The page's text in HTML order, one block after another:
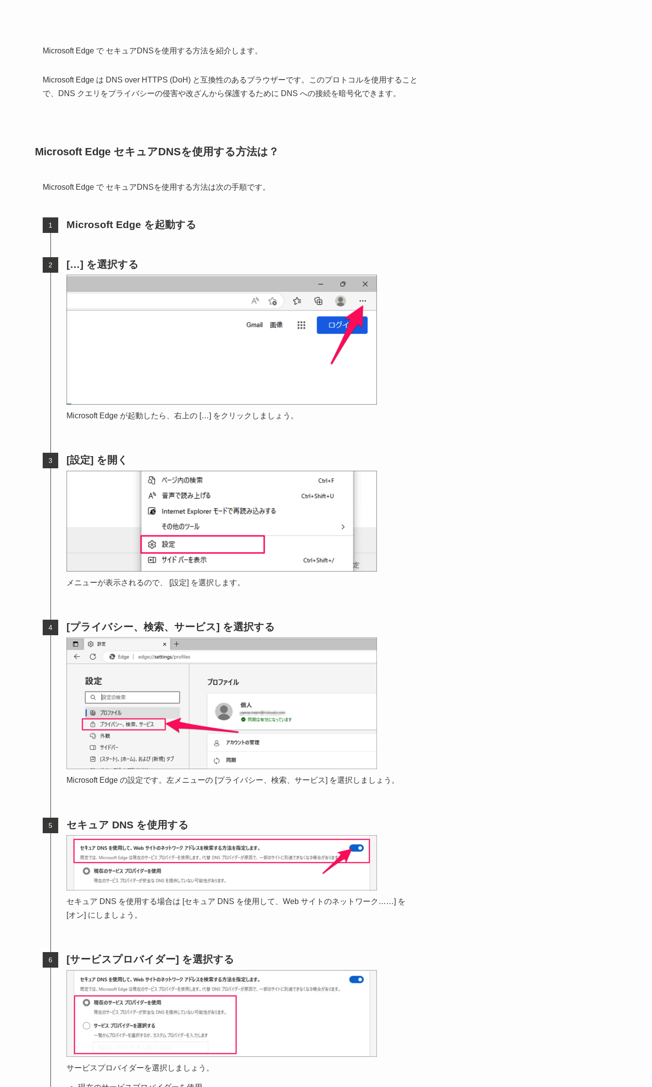
Microsoft Edge で セキュアDNSを使用する方法を紹介します。
Microsoft Edge は DNS over HTTPS (DoH) と互換性のあるブラウザーです。このプロトコルを使用すること
で、DNS クエリをプライバシーの侵害や改ざんから保護するために DNS への接続を暗号化できます。
Microsoft Edge セキュアDNSを使用する方法は？
Microsoft Edge で セキュアDNSを使用する方法は次の手順です。
Microsoft Edge を起動する
[…] を選択する
Microsoft Edge が起動したら、右上の […] をクリックしましょう。
[設定] を開く
メニューが表示されるので、 [設定] を選択します。
[プライバシー、検索、サービス] を選択する
Microsoft Edge の設定です。左メニューの [プライバシー、検索、サービス] を選択しましょう。
セキュア DNS を使用する
セキュア DNS を使用する場合は [セキュア DNS を使用して、Web サイトのネットワーク……] を
[オン] にしましょう。
[サービスプロバイダー] を選択する
サービスプロバイダーを選択しましょう。